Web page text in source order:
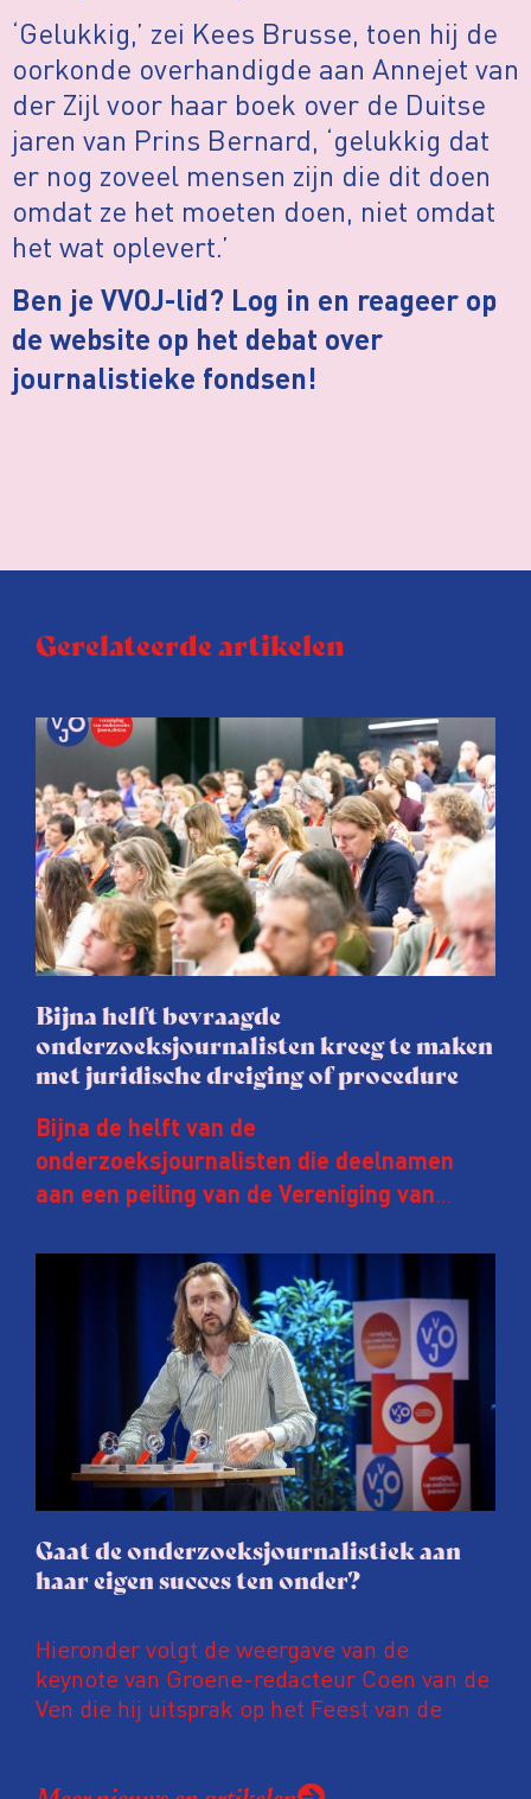
‘Gelukkig,’ zei Kees Brusse, toen hij de
oorkonde overhandigde aan Annejet van
der Zijl voor haar boek over de Duitse
jaren van Prins Bernard, ‘gelukkig dat
er nog zoveel mensen zijn die dit doen
omdat ze het moeten doen, niet omdat
het wat oplevert.’
Ben je VVOJ-lid? Log in en reageer op
de website op het debat over
journalistieke fondsen!
Gerelateerde artikelen
Bijna helft bevraagde
onderzoeksjournalisten kreeg te maken
met juridische dreiging of procedure
Bijna de helft van de
onderzoeksjournalisten die deelnamen
aan een peiling van de Vereniging van
afgelopen twee jaar te maken met
juridische dreiging of een juridische
procedure rond het eigen werk. Dat kost
journalisten tijd, ook ervaren zij stress en
soms worden publicaties aangepast of
gaat de hele publicatie zelfs niet door.
Gaat de onderzoeksjournalistiek aan
haar eigen succes ten onder?
Hieronder volgt de weergave van de
keynote van Groene-redacteur Coen van de
Ven die hij uitsprak op het Feest van de
Coen uit zijn zorgen over de relatie tussen